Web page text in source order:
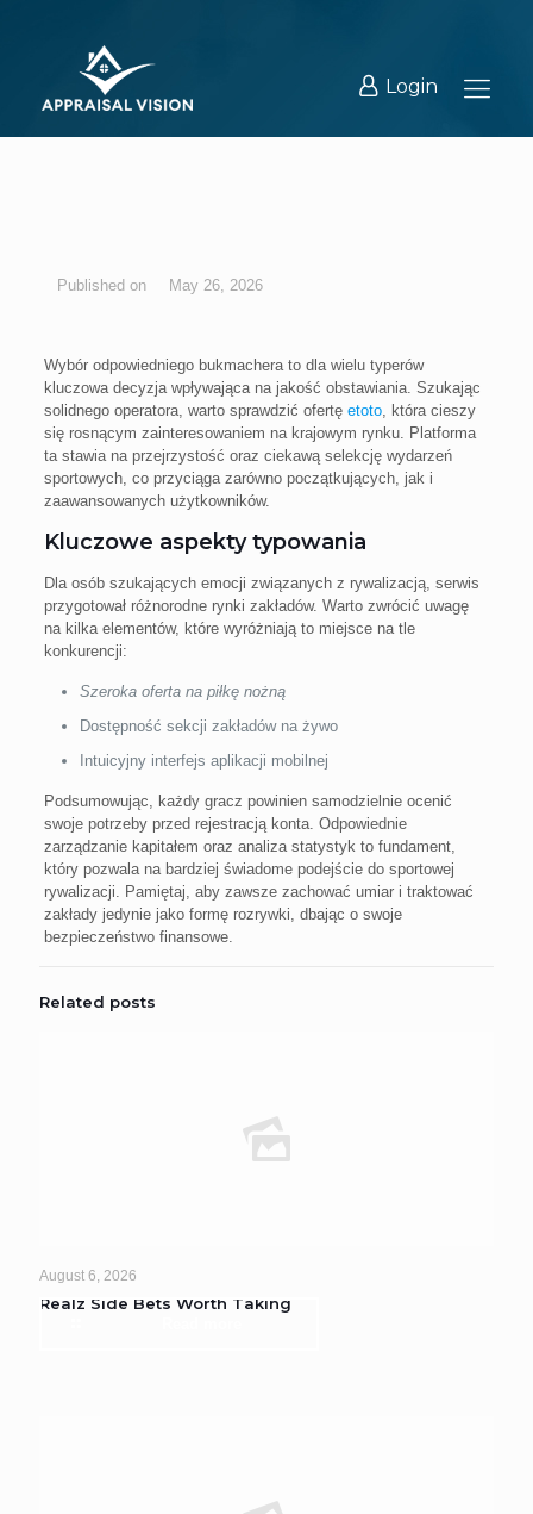
Login
May 26, 2026
Wybór odpowiedniego bukmachera to dla wielu typerów
kluczowa decyzja wpływająca na jakość obstawiania. Szukając
solidnego operatora, warto sprawdzić ofertę etoto, która cieszy
się rosnącym zainteresowaniem na krajowym rynku. Platforma
ta stawia na przejrzystość oraz ciekawą selekcję wydarzeń
sportowych, co przyciąga zarówno początkujących, jak i
zaawansowanych użytkowników.
Kluczowe aspekty typowania
Dla osób szukających emocji związanych z rywalizacją, serwis
przygotował różnorodne rynki zakładów. Warto zwrócić uwagę
na kilka elementów, które wyróżniają to miejsce na tle
konkurencji:
Szeroka oferta na piłkę nożną
Dostępność sekcji zakładów na żywo
Intuicyjny interfejs aplikacji mobilnej
Podsumowując, każdy gracz powinien samodzielnie ocenić
swoje potrzeby przed rejestracją konta. Odpowiednie
zarządzanie kapitałem oraz analiza statystyk to fundament,
który pozwala na bardziej świadome podejście do sportowej
rywalizacji. Pamiętaj, aby zawsze zachować umiar i traktować
zakłady jedynie jako formę rozrywki, dbając o swoje
bezpieczeństwo finansowe.
Related posts
August 6, 2026
Realz Side Bets Worth Taking